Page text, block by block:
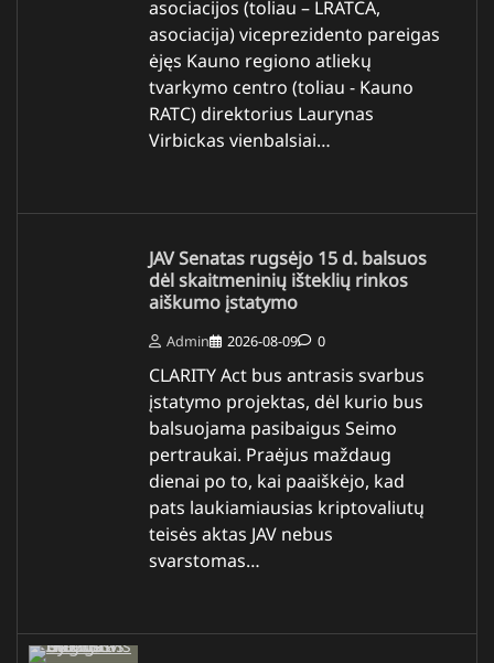
asociacijos (toliau – LRATCA,
asociacija) viceprezidento pareigas
ėjęs Kauno regiono atliekų
tvarkymo centro (toliau - Kauno
RATC) direktorius Laurynas
Virbickas vienbalsiai…
JAV Senatas rugsėjo 15 d. balsuos
dėl skaitmeninių išteklių rinkos
aiškumo įstatymo
Admin 2026-08-09 0
CLARITY Act bus antrasis svarbus
įstatymo projektas, dėl kurio bus
balsuojama pasibaigus Seimo
pertraukai. Praėjus maždaug
dienai po to, kai paaiškėjo, kad
pats laukiamiausias kriptovaliutų
teisės aktas JAV nebus
svarstomas…